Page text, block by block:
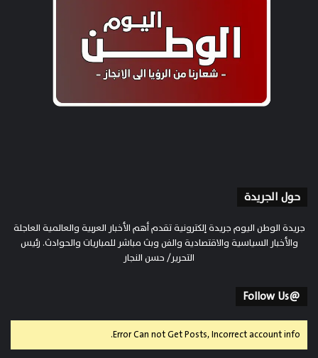
حول الجريدة
جريدة الوطن اليوم جريدة إلكترونية تقدم أهم الأخبار العربية والعالمية العاجلة
والأخبار السياسية والاقتصادية والفن وبث مباشر للمباريات والحوادث. رئيس
التحرير/ حسن النجار
@Follow Us
Error Can not Get Posts, Incorrect account info.